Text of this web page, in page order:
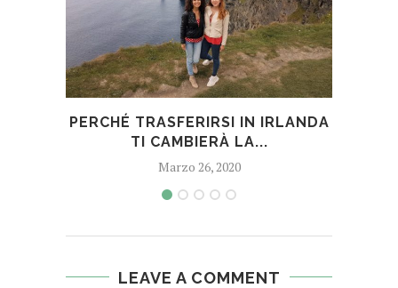
PERCHÉ TRASFERIRSI IN IRLANDA
TI CAMBIERÀ LA...
Marzo 26, 2020
LEAVE A COMMENT